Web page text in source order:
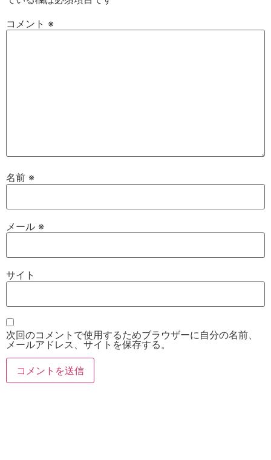
コメント ※
名前 ※
メール ※
サイト
次回のコメントで使用するためブラウザーに自分の名前、
メールアドレス、サイトを保存する。